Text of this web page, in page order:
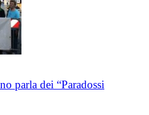
parla dei “Paradossi